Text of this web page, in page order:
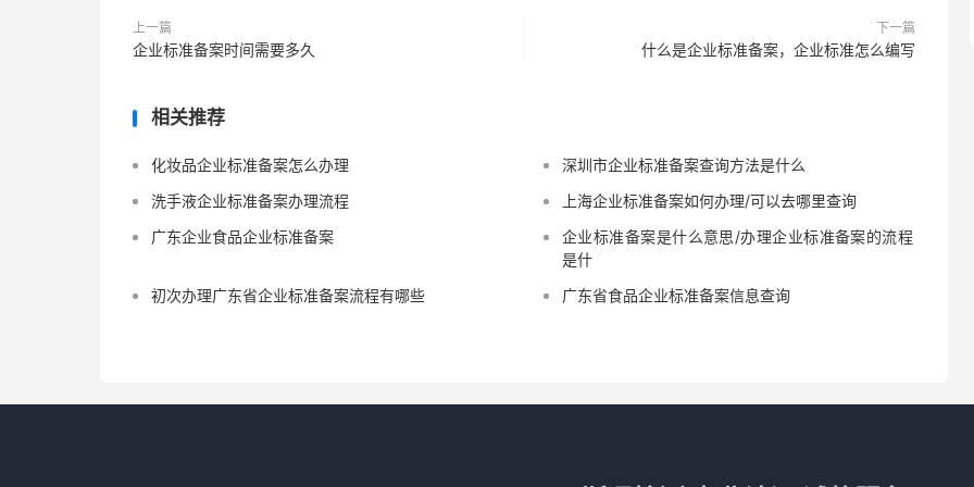
上一篇
企业标准备案时间需要多久
下一篇
什么是企业标准备案，企业标准怎么编写
相关推荐
化妆品企业标准备案怎么办理
深圳市企业标准备案查询方法是什么
洗手液企业标准备案办理流程
上海企业标准备案如何办理/可以去哪里查询
广东企业食品企业标准备案
企业标准备案是什么意思/办理企业标准备案的流程
是什
初次办理广东省企业标准备案流程有哪些
广东省食品企业标准备案信息查询